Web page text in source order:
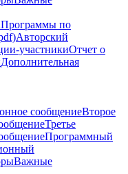
Программы по
Авторский
участникиОтчет о
Дополнительная
сообщениеВторое
Третье
Программный
Важные